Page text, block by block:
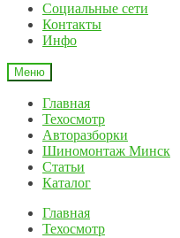
Cоциальные сети
Контакты
Инфо
Меню
Главная
Техосмотр
Авторазборки
Шиномонтаж Минск
Статьи
Каталог
Главная
Техосмотр